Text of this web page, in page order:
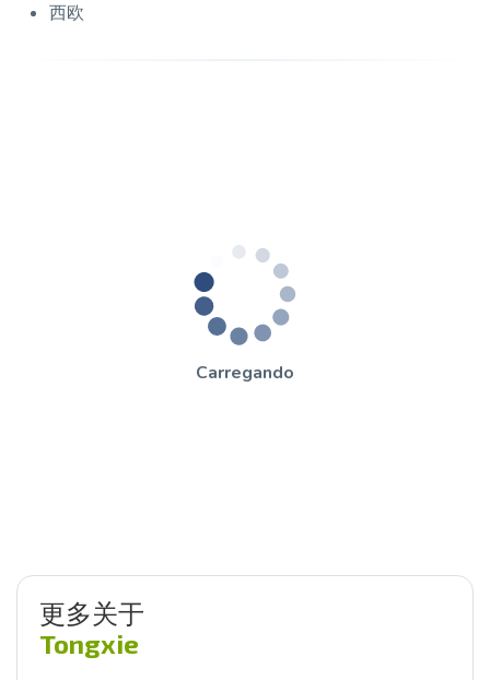
西欧
Carregando
更多关于
Tongxie